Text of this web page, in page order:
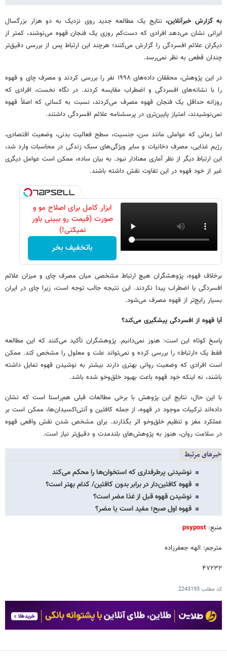
به گزارش خبرآنلاین، نتایج یک مطالعه جدید روی نزدیک به دو هزار بزرگسال
ایرانی نشان می‌دهد افرادی که دست‌کم روزی یک فنجان قهوه می‌نوشند، کمتر از
دیگران علائم افسردگی را گزارش می‌کنند؛ هرچند این ارتباط پس از بررسی دقیق‌تر
چندان قطعی به نظر نمی‌رسد.
در این پژوهش، محققان داده‌های ۱۹۹۸ نفر را بررسی کردند و مصرف چای و قهوه
را با نشانه‌های افسردگی و اضطراب مقایسه کردند. در نگاه نخست، افرادی که
روزانه حداقل یک فنجان قهوه مصرف می‌کردند، نسبت به کسانی که اصلاً قهوه
نمی‌نوشیدند، امتیاز پایین‌تری در پرسشنامه علائم افسردگی داشتند.
اما زمانی که عواملی مانند سن، جنسیت، سطح فعالیت بدنی، وضعیت اقتصادی،
رژیم غذایی، مصرف دخانیات و سایر ویژگی‌های سبک زندگی در محاسبات وارد شد،
این ارتباط دیگر از نظر آماری معنادار نبود. به بیان ساده، ممکن است عوامل دیگری
غیر از خود قهوه در این تفاوت نقش داشته باشند.
ابزار کامل برای اصلاح مو و
صورت (قیمت رو ببینی باور
نمیکنی!)
باتخفیف بخر
برخلاف قهوه، پژوهشگران هیچ ارتباط مشخصی میان مصرف چای و میزان علائم
افسردگی یا اضطراب پیدا نکردند. این نتیجه جالب توجه است، زیرا چای در ایران
بسیار رایج‌تر از قهوه مصرف می‌شود.
آیا قهوه از افسردگی پیشگیری می‌کند؟
پاسخ کوتاه این است: هنوز نمی‌دانیم. پژوهشگران تأکید می‌کنند که این مطالعه
فقط یک «ارتباط» را بررسی کرده و نمی‌تواند علت و معلول را مشخص کند. ممکن
است افرادی که وضعیت روانی بهتری دارند بیشتر به نوشیدن قهوه تمایل داشته
باشند، نه اینکه خود قهوه باعث بهبود خلق‌وخو شده باشد.
با این حال، نتایج این پژوهش با برخی مطالعات قبلی هم‌راستا است که نشان
داده‌اند ترکیبات موجود در قهوه، از جمله کافئین و آنتی‌اکسیدان‌ها، ممکن است بر
عملکرد مغز و تنظیم خلق‌وخو اثر بگذارند. برای مشخص شدن نقش واقعی قهوه
در سلامت روان، هنوز به پژوهش‌های بلندمدت و دقیق‌تر نیاز است.
خبرهای مرتبط
نوشیدنی پرطرفداری که استخوان‌ها را محکم می‌کند
قهوه کافئین‌دار در برابر بدون کافئین/ کدام بهتر است؟
نوشیدن قهوه قبل از غذا مضر است؟
قهوه اول صبح؛ مفید است یا مضر؟
منبع:psypost
مترجم: الهه جعفرزاده
۴۷۲۳۲
کد مطلب2243193